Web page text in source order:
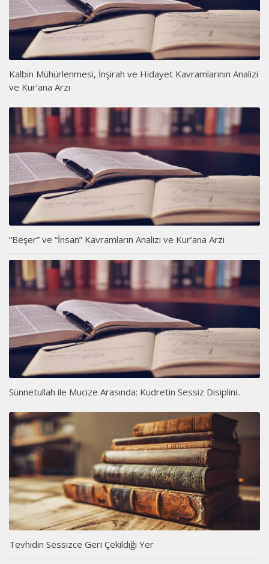
Kalbin Mühürlenmesi, İnşirah ve Hidayet Kavramlarının Analizi
ve Kur’ana Arzı
“Beşer” ve “İnsan” Kavramların Analizi ve Kur’ana Arzı
Sünnetullah ile Mucize Arasında: Kudretin Sessiz Disiplini..
Tevhidin Sessizce Geri Çekildiği Yer